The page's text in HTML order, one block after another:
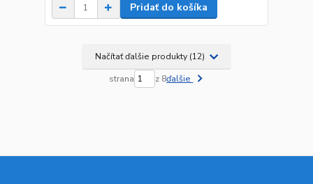
Pridať do košíka
Načítať ďalšie produkty (12)
strana z 8ďalšie